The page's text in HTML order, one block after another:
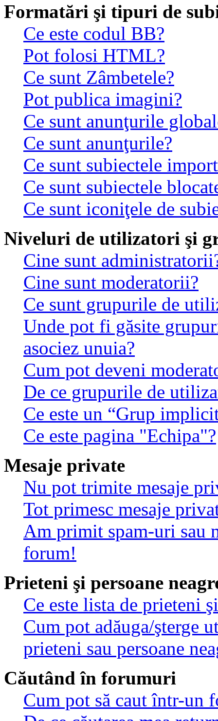
Formatări şi tipuri de
Ce este codul BB?
Pot folosi HTML?
Ce sunt Zâmbetele?
Pot publica imagini?
Ce sunt anunţurile
Ce sunt anunţurile?
Ce sunt subiectele
Ce sunt subiectele
Ce sunt iconiţele de
Niveluri de utilizatori şi
Cine sunt
Cine sunt moderatorii?
Ce sunt grupurile de
Unde pot fi găsite
asociez unuia?
Cum pot deveni
De ce grupurile de
Ce este un “Grup
Ce este pagina "Echipa"?
Mesaje private
Nu pot trimite mesaje
Tot primesc mesaje
Am primit spam-uri sau
forum!
Prieteni şi persoane
Ce este lista de prieteni
Cum pot adăuga/şterge
prieteni sau persoane
Căutând în forumuri
Cum pot să caut într-un